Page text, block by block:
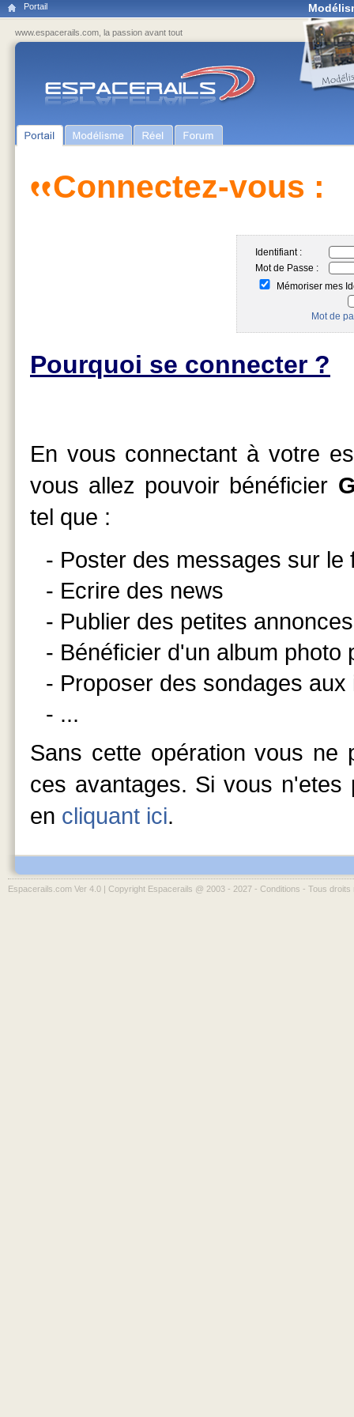
Portail
www.espacerails.com, la passion avant tout
Connectez-vous :
Identifiant :
Mot de Passe :
Mémoriser mes
Mot de
Pourquoi se connecter ?
En vous connectant à votre
vous allez pouvoir bénéficier
tel que :
- Poster des messages sur le
- Ecrire des news
- Publier des petites annonces
- Bénéficier d'un album
- Proposer des sondages aux
- ...
Sans cette opération vous ne
ces avantages. Si vous
en cliquant ici.
Espacerails.com Ver 4.0 | Copyright Espacerails @ 2003 - 2027 - Conditions - Tous droits